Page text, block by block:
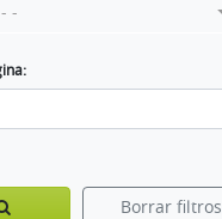
-
Borrar filtros